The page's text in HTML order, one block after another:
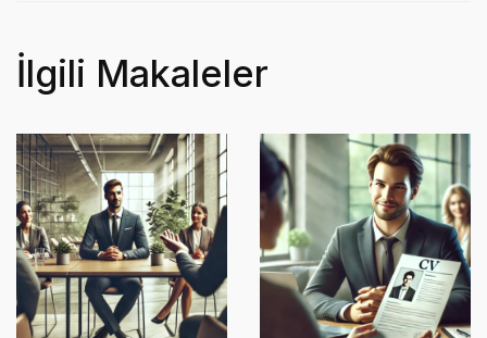
İlgili Makaleler